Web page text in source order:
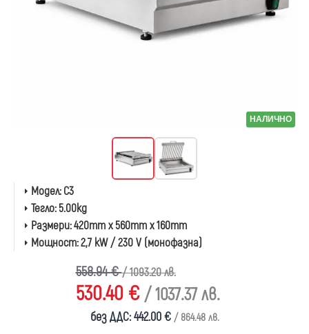
НАЛИЧНО
530.40 € / 1037.37 лв.
558.94 €/ 1093.20 лв.
без ДДС: 442.00 € / 864.48 лв.
Модел:C3
Тегло:5.00kg
Размери:420mm x 560mm x 160mm
Мощност:2,7 kW / 230 V (монофазна)